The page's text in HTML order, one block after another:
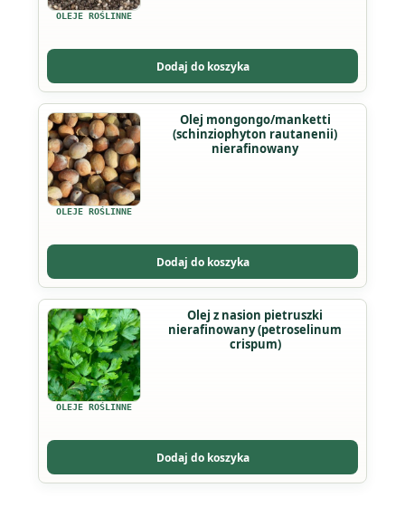
OLEJE ROŚLINNE
Dodaj do koszyka
OLEJE ROŚLINNE
Olej mongongo/manketti
(schinziophyton rautanenii)
nierafinowany
Dodaj do koszyka
Ten
produkt
ma
wiele
wariantów.
można
wybrać
na
stronie
produktu
OLEJE ROŚLINNE
Olej z nasion pietruszki
nierafinowany (petroselinum
crispum)
Dodaj do koszyka
Ten
produkt
ma
wiele
wariantów.
można
wybrać